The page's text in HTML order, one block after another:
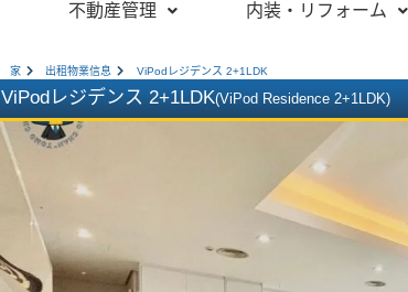
不動産管理 内装・リフォーム
家 出租物業信息 ViPodレジデンス 2+1LDK
ViPodレジデンス 2+1LDK(ViPod Residence 2+1LDK)